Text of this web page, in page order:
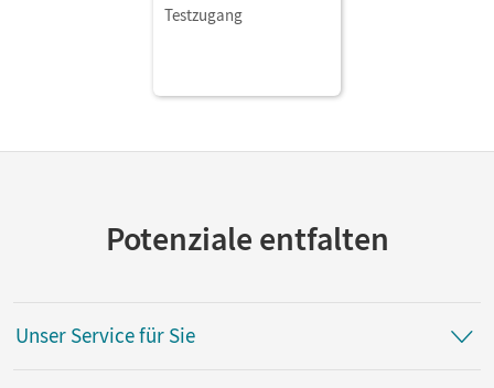
Testzugang
Potenziale entfalten
Unser Service für Sie